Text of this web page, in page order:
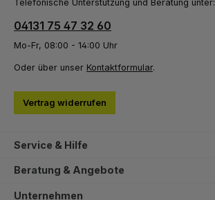
Telefonische Unterstützung und Beratung unter:
04131 75 47 32 60
Mo-Fr, 08:00 - 14:00 Uhr
Oder über unser Kontaktformular.
Vertrag widerrufen
Service & Hilfe
Beratung & Angebote
Unternehmen